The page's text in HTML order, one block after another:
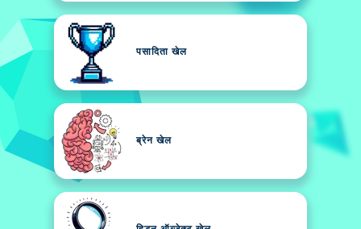
पसादिता खेल
ब्रेन खेल